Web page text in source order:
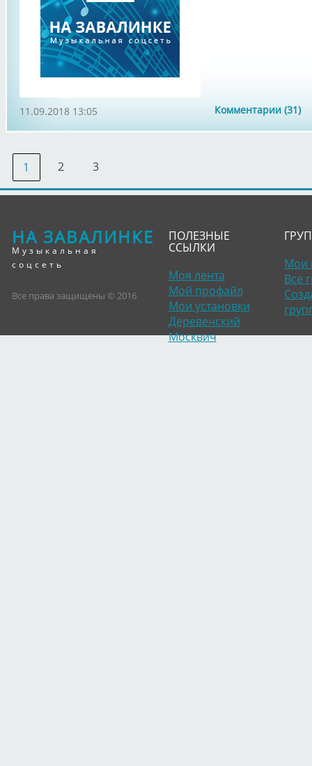
Комментарии (31)
11.09.2018 13:05
1 2 3
НА ЗАВАЛИНКЕ
Музыкальная
соцсеть
Все права защищены © 2016
ПОЛЕЗНЫЕ
ССЫЛКИ
Моя лента
Мой профайл
Мои установки
Деревенский
Москвич
Мои
Все